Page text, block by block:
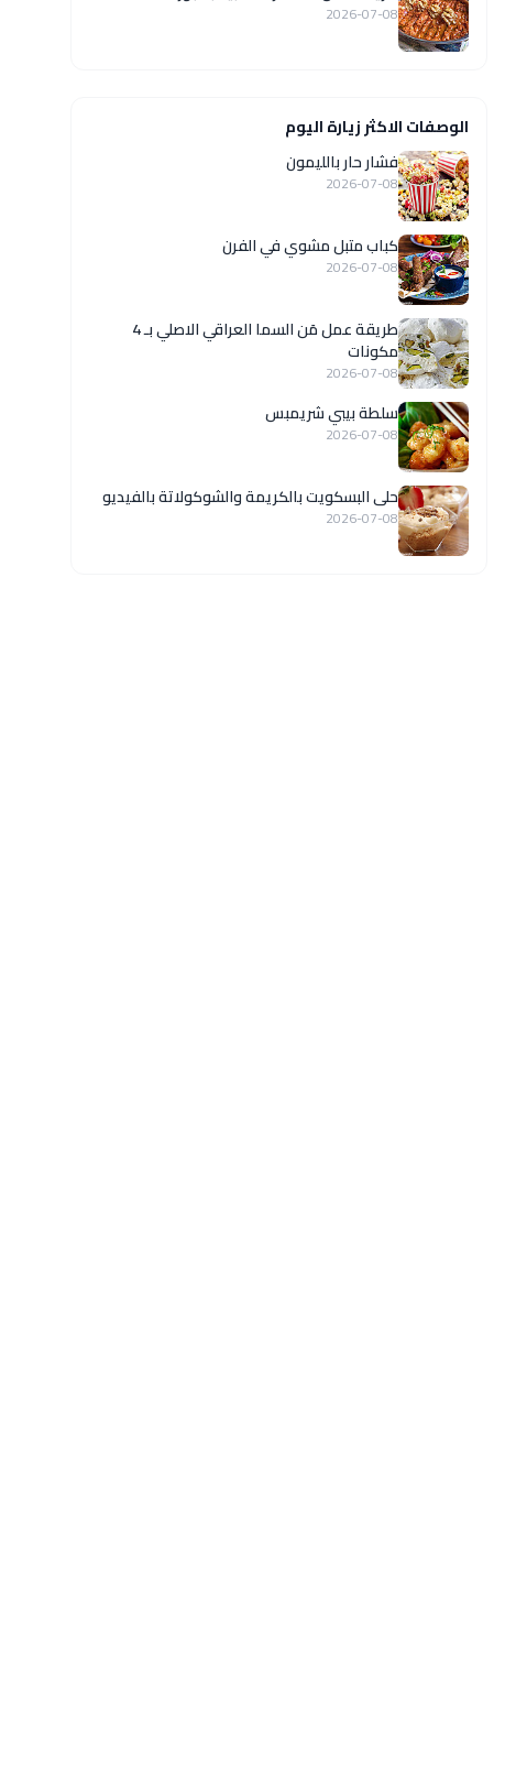
2026-07-08
الوصفات الاكثر زيارة اليوم
فشار حار بالليمون
2026-07-08
كباب متبل مشوي في الفرن
2026-07-08
طريقة عمل مَن السما العراقي الاصلي بـ 4
مكونات
2026-07-08
سلطة بيبي شريمبس
2026-07-08
حلى البسكويت بالكريمة والشوكولاتة بالفيديو
2026-07-08